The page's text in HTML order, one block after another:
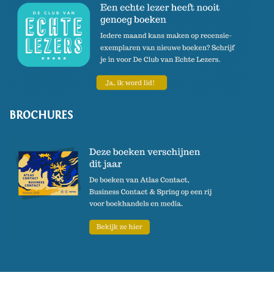
BROCHURES